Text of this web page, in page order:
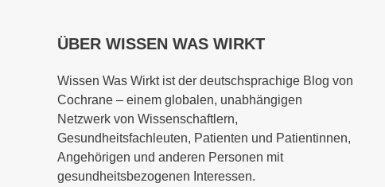
ÜBER WISSEN WAS WIRKT
Wissen Was Wirkt ist der deutschsprachige Blog von
Cochrane – einem globalen, unabhängigen
Netzwerk von Wissenschaftlern,
Gesundheitsfachleuten, Patienten und Patientinnen,
Angehörigen und anderen Personen mit
gesundheitsbezogenen Interessen.